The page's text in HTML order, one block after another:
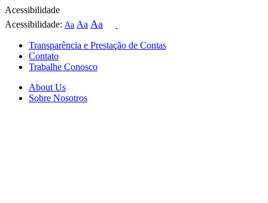
Acessibilidade
Acessibilidade: Aa Aa Aa
Transparência e Prestação de Contas
Contato
Trabalhe Conosco
About Us
Sobre Nosotros